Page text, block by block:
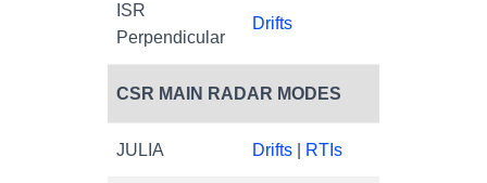
ISR
Perpendicular
Drifts
CSR MAIN RADAR MODES
JULIA Drifts RTIs